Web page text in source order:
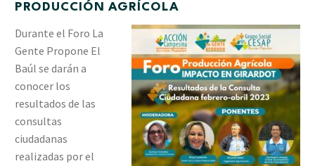
PRODUCCIÓN AGRÍCOLA
Durante el Foro La
Gente Propone El
Baúl se darán a
conocer los
resultados de las
consultas
ciudadanas
realizadas por el